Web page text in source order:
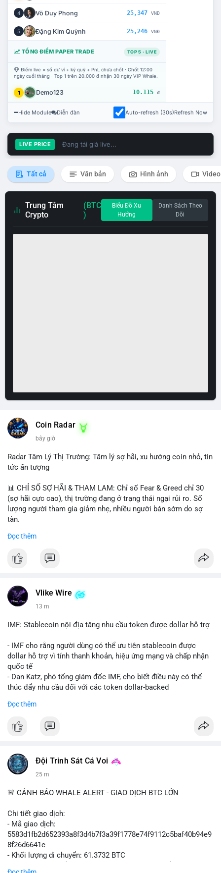
4 Võ Duy Phong 25,347 VNĐ
5 Đặng Kim Quỳnh 25,246 VNĐ
TỔNG ĐIỂM PAPER TRADE TOP 5 · LIVE
Điểm live = số dư ví + ký quỹ + PnL chưa chốt · Chốt 12:00
ngày cuối tháng · Top 1 trên 20.000 đ nhận 30 ngày VIP Whale.
1 Demo123 10.115 đ
Hide Module Diễn đàn Auto-refresh (30s)Refresh Now
LIVE PRICE Đang tải giá live...
Tất cả Văn bản Hình ảnh Video
Trung Tâm
Crypto
(BTC
)
Biểu Đồ Xu
Hướng
Danh Sách Theo
Dõi
Coin Radar
bây giờ
Radar Tâm Lý Thị Trường: Tâm lý sợ hãi, xu hướng coin nhỏ, tin
tức ấn tượng
📊 CHỈ SỐ SỢ HÃI & THAM LAM: Chỉ số Fear & Greed chỉ 30
(sợ hãi cực cao), thị trường đang ở trạng thái ngại rủi ro. Số
lượng người tham gia giảm nhẹ, nhiều người bán sớm do sợ
tàn.
📈 XU HƯỚNG TÌM KIẾM & THẢO LUẬN: Biconomy (BICO),
coin được tìm kiếm nhiều nhất. Chủ đề NFT (Pudgy Penguins),
💬 DÒNG CHẢY TIN TỨC & TRUYỀN THÔNG: Bàn tán trên
Binance Square tập trung vào lệnh kẹp, dự báo NVDA và Musk
luận về Clearity Act.
💡 NHẬN ĐỊNH & KHUYẾN NGHỊ: Tâm lý ngắn hạn vẫn tiêu
cực do sợ hãi, nhưng xu hướng coin nhỏ và tin tức AI/NVIDA
có thể tạo cơ hội mua sớm. Cần theo dõi sự thay đổi trong
chính sách crypto Mỹ.
Đọc thêm
Vlike Wire
13 m
IMF: Stablecoin nội địa tăng nhu cầu token được dollar hỗ trợ
- IMF cho rằng người dùng có thể ưu tiên stablecoin được
dollar hỗ trợ vì tính thanh khoản, hiệu ứng mạng và chấp nhận
quốc tế
- Dan Katz, phó tổng giám đốc IMF, cho biết điều này có thể
thúc đẩy nhu cầu đối với các token dollar-backed
triển stablecoin nội địa
$btc $eth
📰 Nguồn: Cointelegraph
Đọc thêm
Đội Trinh Sát Cá Voi
25 m
🚨 CẢNH BÁO WHALE ALERT - GIAO DỊCH BTC LỚN
Chi tiết giao dịch:
- Mã giao dịch:
5583d1fb2d652393a8f3d4b7f3a39f1778e74f9112c5baf40b94e9
8f26d6641e
- Khối lượng di chuyển: 61.3732 BTC